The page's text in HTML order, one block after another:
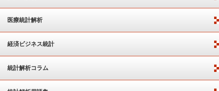
医療統計解析
経済ビジネス統計
統計解析コラム